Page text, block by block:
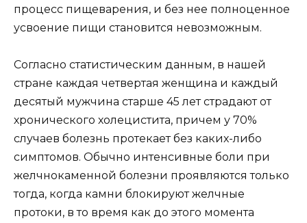
процесс пищеварения, и без нее полноценное
усвоение пищи становится невозможным.
Согласно статистическим данным, в нашей
стране каждая четвертая женщина и каждый
десятый мужчина старше 45 лет страдают от
хронического холецистита, причем у 70%
случаев болезнь протекает без каких-либо
симптомов. Обычно интенсивные боли при
желчнокаменной болезни проявляются только
тогда, когда камни блокируют желчные
протоки, в то время как до этого момента